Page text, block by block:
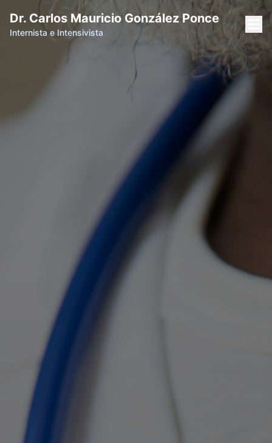
Dr. Carlos Mauricio González Ponce
Internista e Intensivista